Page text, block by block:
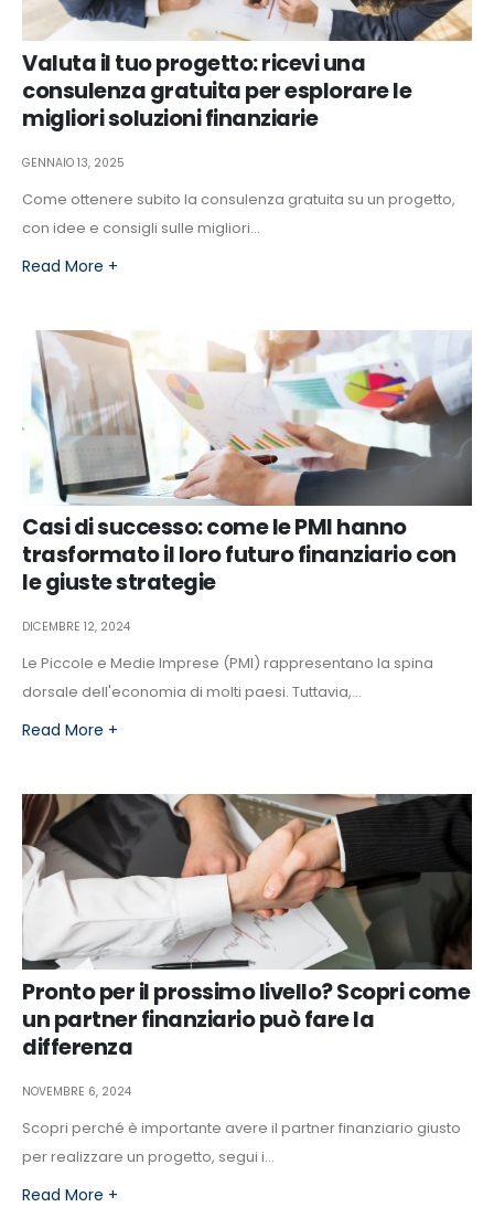
Valuta il tuo progetto: ricevi una
consulenza gratuita per esplorare le
migliori soluzioni finanziarie
GENNAIO 13, 2025
Come ottenere subito la consulenza gratuita su un progetto,
con idee e consigli sulle migliori...
Read More +
Casi di successo: come le PMI hanno
trasformato il loro futuro finanziario con
le giuste strategie
DICEMBRE 12, 2024
Le Piccole e Medie Imprese (PMI) rappresentano la spina
dorsale dell'economia di molti paesi. Tuttavia,...
Read More +
Pronto per il prossimo livello? Scopri come
un partner finanziario può fare la
differenza
NOVEMBRE 6, 2024
Scopri perché è importante avere il partner finanziario giusto
per realizzare un progetto, segui i...
Read More +